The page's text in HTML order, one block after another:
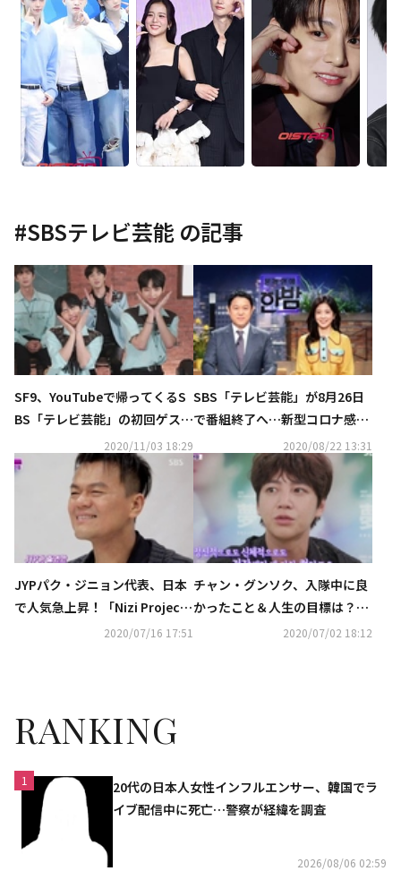
#SBSテレビ芸能 の記事
SF9、YouTubeで帰ってくるS
BS「テレビ芸能」の初回ゲスト
に抜擢！メンバーのバラエティ
センスに期待高まる
2020/11/03 18:29
SBS「テレビ芸能」が8月26日
で番組終了へ…新型コロナ感染
2020/08/22 13:31
JYPパク・ジニョン代表、日本
で人気急上昇！「Nizi Projec
t」で参加者に向けた言葉が話
2020/07/16 17:51
チャン・グンソク、入隊中に良
かったこと＆人生の目標は？
「何年先も“アジアのプリン
2020/07/02 18:12
RANKING
1
20代の日本人女性インフルエンサー、韓国でラ
イブ配信中に死亡…警察が経緯を調査
2026/08/06 02:59